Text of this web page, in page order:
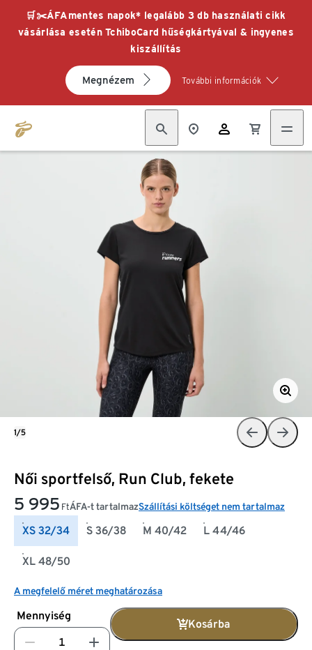
🛒✂️ÁFAmentes napok* legalább 3 db használati cikk
vásárlása esetén TchiboCard hűségkártyával & ingyenes
kiszállítás
Megnézem További információk
Női sportfelső, Run Club, fekete
5 995 FtÁFA-t tartalmazSzállítási költséget nem tartalmaz
XS 32/34 S 36/38 M 40/42 L 44/46
XL 48/50
A megfelelő méret meghatározása
Mennyiség
Kosárba
1/5